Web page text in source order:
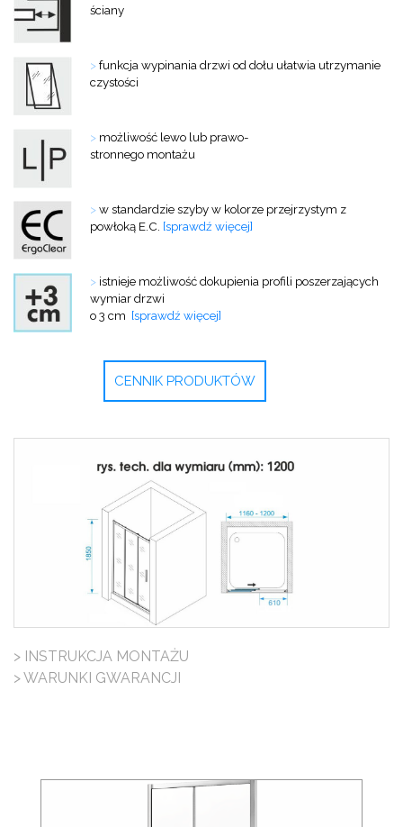
ściany
>funkcja wypinania drzwi od dołu ułatwia utrzymanie
czystości
> możliwość lewo lub prawo-
stronnego montażu
>w standardzie szyby w kolorze przejrzystym z
powłoką E.C. [sprawdź więcej]
> istnieje możliwość dokupienia profili poszerzających
wymiar drzwi
o 3 cm [sprawdź więcej]
CENNIK PRODUKTÓW
> INSTRUKCJA MONTAŻU
> WARUNKI GWARANCJI